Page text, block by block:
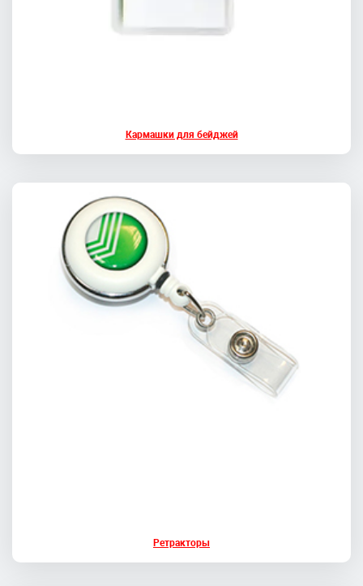
Кармашки для бейджей
Ретракторы